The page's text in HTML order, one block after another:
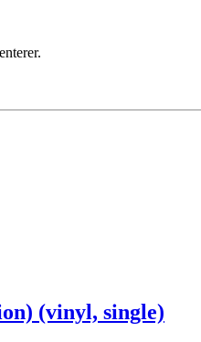
(vinyl, single)